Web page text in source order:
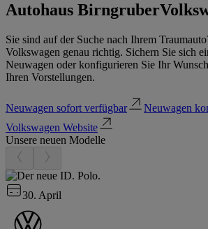
Autohaus Birngruber
Sie sind auf der Suche nach Ihrem
Volkswagen genau richtig. Sichern Sie sich
Neuwagen oder konfigurieren Sie Ihr
Ihren Vorstellungen.
Neuwagen sofort verfügbar Neuwagen
Volkswagen Website
Unsere neuen Modelle
30. April